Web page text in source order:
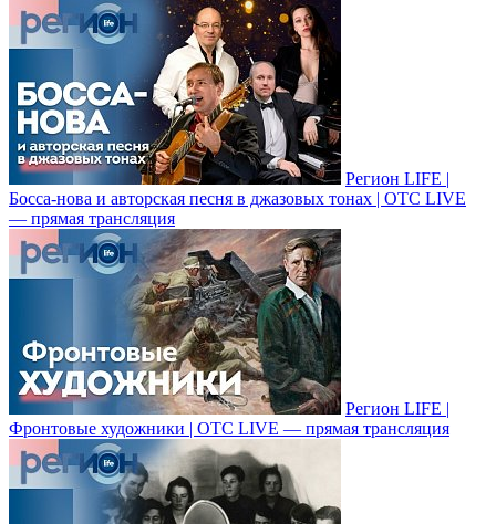
Регион LIFE |
Босса-нова и авторская песня в джазовых тонах | ОТС LIVE
— прямая трансляция
Регион LIFE |
Фронтовые художники | ОТС LIVE — прямая трансляция